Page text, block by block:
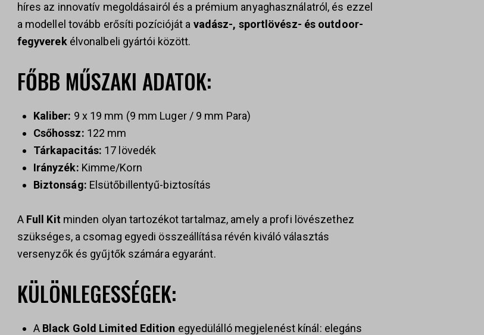
híres az innovatív megoldásairól és a prémium anyaghasználatról, és ezzel
a modellel tovább erősíti pozícióját a vadász-, sportlövész- és outdoor-
fegyverekélvonalbeli gyártói között.
FŐBB MŰSZAKI ADATOK:
Kaliber: 9 x 19 mm (9 mm Luger / 9 mm Para)
Csőhossz: 122 mm
Tárkapacitás: 17 lövedék
Irányzék: Kimme/Korn
Biztonság: Elsütőbillentyű-biztosítás
A Full Kit minden olyan tartozékot tartalmaz, amely a profi lövészethez
szükséges, a csomag egyedi összeállítása révén kiváló választás
versenyzők és gyűjtők számára egyaránt.
KÜLÖNLEGESSÉGEK:
A Black Gold Limited Edition egyedülálló megjelenést kínál: elegáns